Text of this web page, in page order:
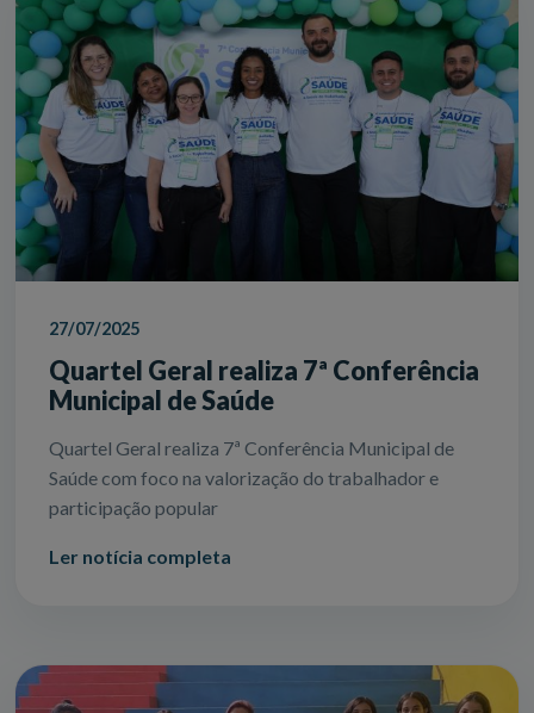
27/07/2025
Quartel Geral realiza 7ª Conferência
Municipal de Saúde
Quartel Geral realiza 7ª Conferência Municipal de
Saúde com foco na valorização do trabalhador e
participação popular
Ler notícia completa